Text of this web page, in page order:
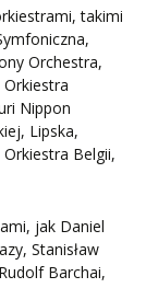
takimi
Orchestra,
Nippon
Lipska,
Belgii,
jak Daniel
Stanisław
Barchai,